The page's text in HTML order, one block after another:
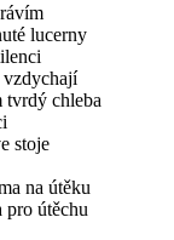
lucerny
vzdychají
tvrdý chleba
stoje
na útěku
pro útěchu